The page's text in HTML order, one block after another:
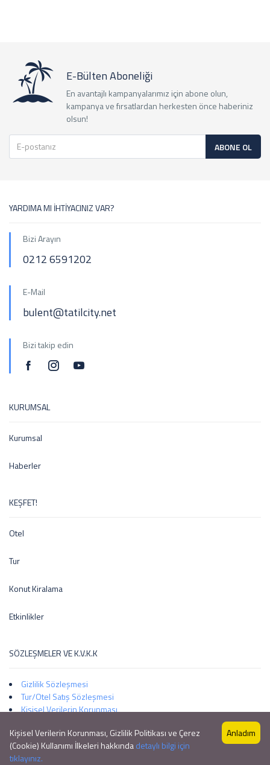
E-Bülten Aboneliği
En avantajlı kampanyalarımız için abone olun,
kampanya ve fırsatlardan herkesten önce haberiniz
olsun!
ABONE OL
YARDIMA MI İHTİYACINIZ VAR?
Bizi Arayın
0212 6591202
E-Mail
bulent@tatilcity.net
Bizi takip edin
KURUMSAL
Kurumsal
Haberler
KEŞFET!
Otel
Tur
Konut Kiralama
Etkinlikler
SÖZLEŞMELER VE K.V.K.K
Gizlilik Sözleşmesi
Tur/Otel Satış Sözleşmesi
Kişisel Verilerin Korunması
Copyright © 2024 Tatil City
Kişisel Verilerin Korunması, Gizlilik Politikası ve Çerez
(Cookie) Kullanımı İlkeleri hakkındadetaylı bilgi için
tıklayınız.
Anladım